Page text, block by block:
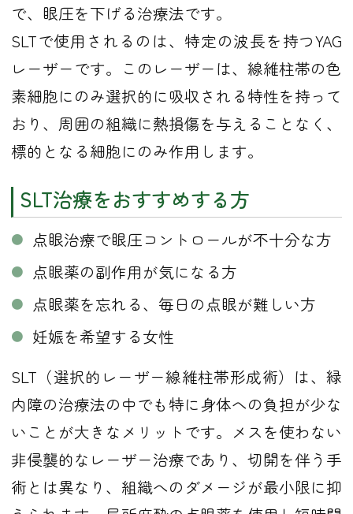
で、眼圧を下げる治療法です。
SLTで使用されるのは、特定の波長を持つYAG
レーザーです。このレーザーは、線維柱帯の色
素細胞にのみ選択的に吸収される特性を持って
おり、周囲の組織に熱損傷を与えることなく、
標的となる細胞にのみ作用します。
SLT治療をおすすめする方
点眼治療で眼圧コントロールが不十分な方
点眼薬の副作用が気になる方
点眼薬を忘れる、毎日の点眼が難しい方
妊娠を希望する女性
SLT（選択的レーザー線維柱帯形成術）は、緑
内障の治療法の中でも特に身体への負担が少な
いことが大きなメリットです。メスを使わない
非侵襲的なレーザー治療であり、切開を伴う手
術とは異なり、組織へのダメージが最小限に抑